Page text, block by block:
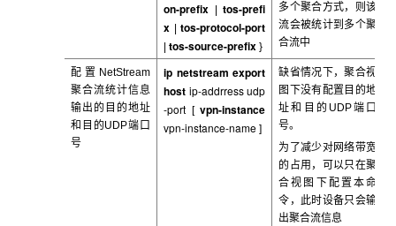
on-prefix
tos-prefi
x
tos-protocol-port
|tos-source-prefix }
多个聚合方式，则该
流会被统计到多个聚
合流中
配置NetStream
聚合流统计信息
输出的目的地址
和目的UDP端口
号
ip netstream export
host ip-addrress udp
-port [ vpn-instance
vpn-instance-name]
缺省情况下，聚合视
图下没有配置目的地
址和目的UDP端口
号。
为了减少对网络带宽
的占用，可以只在聚
合视图下配置本命
令，此时设备只会输
出聚合流信息